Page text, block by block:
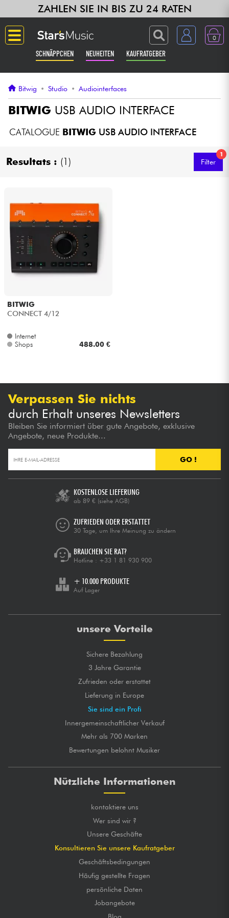
ZAHLEN SIE IN BIS ZU 24 RATEN
0
SCHNÄPPCHEN NEUHEITEN KAUFRATGEBER
Gitarre & Bass
Verstärker & Effekte
Klaviere & Piano
Kopfhörer
Mikros
Blasinstrumente
Violinen & Quartett
Kinder
Sehen Sie sich unsere Marken an
Bitwig • Studio • Audiointerfaces
BITWIG USB AUDIO INTERFACE
CATALOGUE BITWIG USB AUDIO INTERFACE
Resultats : (1)
1
Filter
BITWIG
CONNECT 4/12
Internet
Shops
488.00 €
Verpassen Sie nichts
durch Erhalt unseres Newsletters
Bleiben Sie informiert über gute Angebote, exklusive
Angebote, neue Produkte...
GO !
KOSTENLOSE LIEFERUNG
ab 89 € (siehe AGB)
ZUFRIEDEN ODER ERSTATTET
30 Tage, um Ihre Meinung zu ändern
BRAUCHEN SIE RAT?
Hotline : +33 1 81 930 900
+ 10.000 PRODUKTE
Auf Lager
unsere Vorteile
Sichere Bezahlung
3 Jahre Garantie
Zufrieden oder erstattet
Lieferung in Europe
Sie sind ein Profi
Innergemeinschaftlicher Verkauf
Mehr als 700 Marken
Bewertungen belohnt Musiker
Nützliche Informationen
kontaktiere uns
Wer sind wir ?
Unsere Geschäfte
Konsultieren Sie unsere Kaufratgeber
Geschäftsbedingungen
Häufig gestellte Fragen
persönliche Daten
Jobangebote